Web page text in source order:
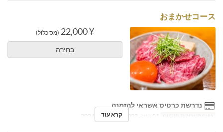
おまかせコース
¥ 22,000 (מס כלול)
בחירה
נדרשת כרטיס אשראי להזמנה
טווח תאריכים תקפים קרא עוד